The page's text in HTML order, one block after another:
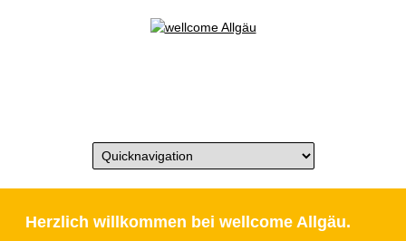
Herzlich willkommen bei wellcome Allgäu.